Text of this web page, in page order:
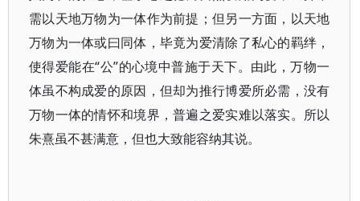
需以天地万物为一体作为前提；但另一方面，以天地
万物为一体或曰同体，毕竟为爱清除了私心的羁绊，
使得爱能在“公”的心境中普施于天下。由此，万物一
体虽不构成爱的原因，但却为推行博爱所必需，没有
万物一体的情怀和境界，普遍之爱实难以落实。所以
朱熹虽不甚满意，但也大致能容纳其说。